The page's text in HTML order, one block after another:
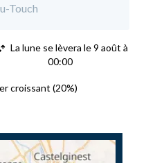
Touch
La lune se lèvera le 9 août à
00:00
croissant (20%)